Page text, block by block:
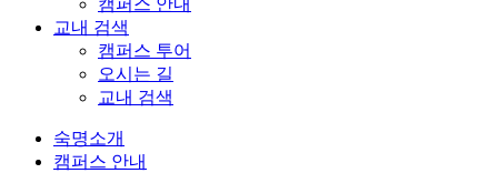
캠퍼스 안내
교내 검색
캠퍼스 투어
오시는 길
교내 검색
숙명소개
캠퍼스 안내